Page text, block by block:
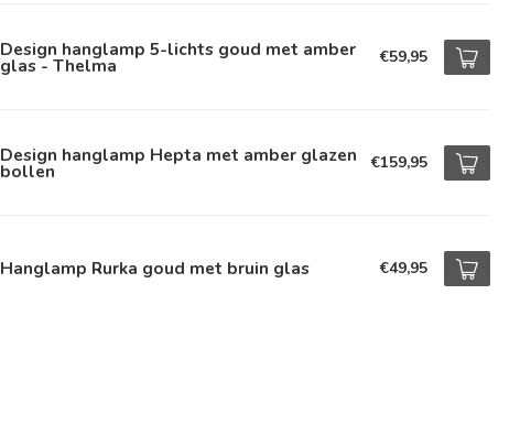
Design hanglamp 5-lichts goud met amber
glas - Thelma €59,95
Design hanglamp Hepta met amber glazen
bollen €159,95
Hanglamp Rurka goud met bruin glas €49,95